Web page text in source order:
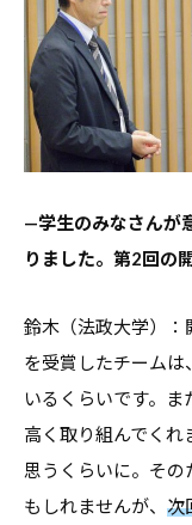
—学生のみなさんが
りました。第2回の
鈴木（法政大学）：
を受賞したチームは
いるくらいです。
高く取り組んでくれ
思うくらいに。そ
もしれませんが、 次